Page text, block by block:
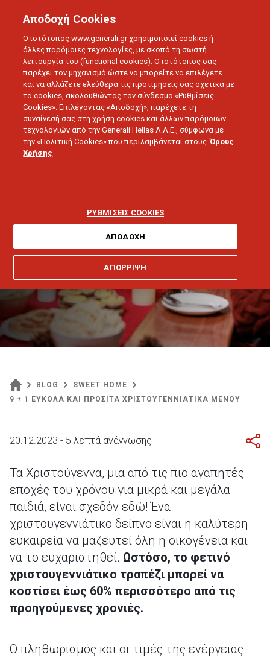
χριστουγεννιάτικα μενού
BLOG
SWEET HOME
9 + 1 ΕΥΚΟΛΑ ΚΑΙ ΠΡΟΣΙΤΑ ΧΡΙΣΤΟΥΓΕΝΝΙΑΤΙΚΑ ΜΕΝΟΥ
20.12.2023 - 5 λεπτά ανάγνωσης
Τα Χριστούγεννα, μια από τις πιο αγαπητές
εποχές του χρόνου για μικρά και μεγάλα
παιδιά, είναι σχεδόν εδώ! Ένα
χριστουγεννιάτικο δείπνο είναι η καλύτερη
ευκαιρεία να μαζευτεί όλη η οικογένεια και
να το ευχαριστηθεί. Ωστόσο, το φετινό
χριστουγεννιάτικο τραπέζι μπορεί να
κοστίσει έως 60% περισσότερο από τις
προηγούμενες χρονιές.
Ο πληθωρισμός και οι τιμές της ενέργειας
Αποδοχή Cookies
Ο ιστότοπος www.generali.gr χρησιμοποιεί cookies ή
άλλες παρόμοιες τεχνολογίες, με σκοπό τη σωστή
λειτουργία του (functional cookies). Ο ιστότοπος σας
παρέχει τον μηχανισμό ώστε να μπορείτε να επιλέγετε
και να αλλάζετε ελεύθερα τις προτιμήσεις σας σχετικά με
τα cookies, ακολουθώντας τον σύνδεσμο «Ρυθμίσεις
Cookies». Επιλέγοντας «Αποδοχή», παρέχετε τη
συναίνεσή σας στη χρήση cookies και άλλων παρόμοιων
τεχνολογιών από την Generali Hellas A.A.E., σύμφωνα με
την «Πολιτική Cookies» που περιλαμβάνεται στους Όρους
Χρήσης
ΡΥΘΜΙΣΕΙΣ COOKIES
ΑΠΟΡΡΙΨΗ
ΑΠΟΔΟΧΗ